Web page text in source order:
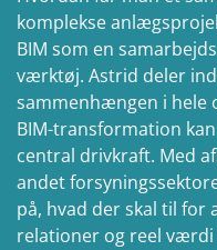
komplekse
BIM som en
værktøj. Astrid deler
sammenhængen i hele
BIM-transformation
central drivkraft. Med
andet
på, hvad der skal til
relationer og reel værdi